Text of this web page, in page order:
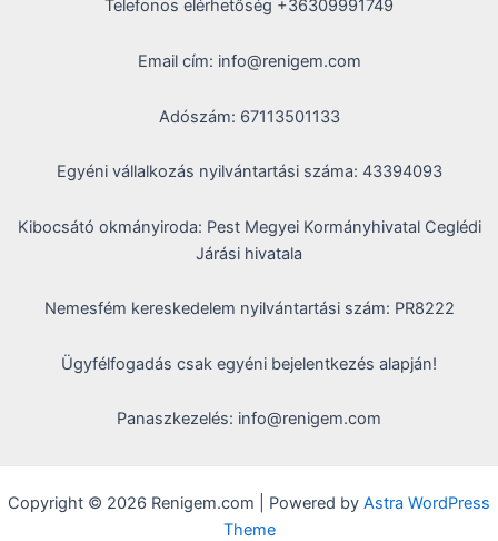
Telefonos elérhetőség +36309991749
Email cím: info@renigem.com
Adószám: 67113501133
Egyéni vállalkozás nyilvántartási száma: 43394093
Kibocsátó okmányiroda: Pest Megyei Kormányhivatal Ceglédi
Járási hivatala
Nemesfém kereskedelem nyilvántartási szám: PR8222
Ügyfélfogadás csak egyéni bejelentkezés alapján!
Panaszkezelés: info@renigem.com
Copyright © 2026 Renigem.com | Powered by Astra WordPress
Theme